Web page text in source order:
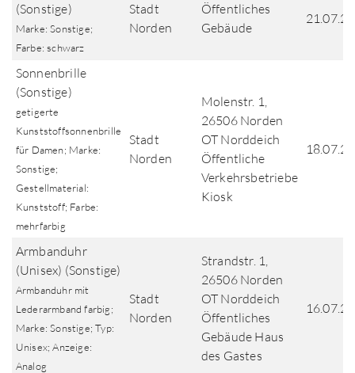
(Sonstige)
Marke: Sonstige;
Farbe: schwarz
Stadt
Norden
Öffentliches
Gebäude
Sonnenbrille
(Sonstige)
getigerte
Kunststoffsonnenbrille
für Damen; Marke:
Sonstige;
Gestellmaterial:
Kunststoff; Farbe:
mehrfarbig
Stadt
Norden
Molenstr. 1,
26506 Norden
OT Norddeich
Öffentliche
Verkehrsbetriebe
Kiosk
Armbanduhr
(Unisex) (Sonstige)
Armbanduhr mit
Lederarmband farbig;
Marke: Sonstige; Typ:
Unisex; Anzeige:
Analog
Stadt
Norden
Strandstr. 1,
26506 Norden
OT Norddeich
Öffentliches
Gebäude Haus
des Gastes